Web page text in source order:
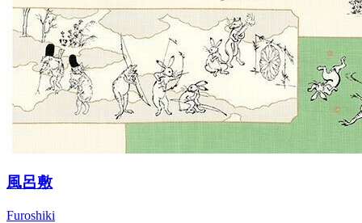
風呂敷
Furoshiki